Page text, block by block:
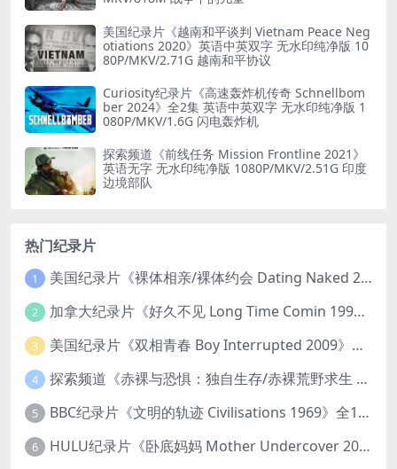
美国纪录片《越南和平谈判 Vietnam Peace Neg
otiations 2020》英语中英双字 无水印纯净版 10
80P/MKV/2.71G 越南和平协议
Curiosity纪录片《高速轰炸机传奇 Schnellbom
ber 2024》全2集 英语中英双字 无水印纯净版 1
080P/MKV/1.6G 闪电轰炸机
探索频道《前线任务 Mission Frontline 2021》
英语无字 无水印纯净版 1080P/MKV/2.51G 印度
边境部队
热门纪录片
1 美国纪录片《裸体相亲/裸体约会 Dating Naked 2014-2016》第1-3季全33集 英语中英双字 无水印纯净版 1080P/MKV/85.6G 裸体相亲真人秀
2 加拿大纪录片《好久不见 Long Time Comin 1993》英语中英双字 官方纯净版 1080P/MKV/1G 女同性艺术家
3 美国纪录片《双相青春 Boy Interrupted 2009》英语中英双字 官方纯净版 1080P/MKV/1.43G 青少年躁郁症
4 探索频道《赤裸与恐惧：独自生存/赤裸荒野求生 Naked and Afraid: Solo 2023》第一季全8集 英语中英双字 官方纯净版 高码1080P/MKV/45.4G
5 BBC纪录片《文明的轨迹 Civilisations 1969》全13集 英语中英双字 高清收藏版 1080P/MKV/64.1G 西方艺术史话
6 HULU纪录片《卧底妈妈 Mother Undercover 2023》全4集 英语中英双字 官方纯净版 1080P/MKV/7.6G 拯救孩子